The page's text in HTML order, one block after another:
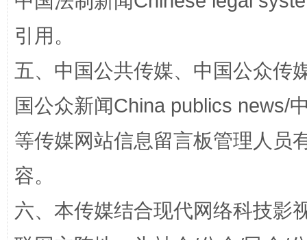
引用。
五、中国公共传媒、中国公众传
国公众新闻China publics news/
等传媒网站信息留言板管理人员
容。
六、本传媒结合现代网络科技影